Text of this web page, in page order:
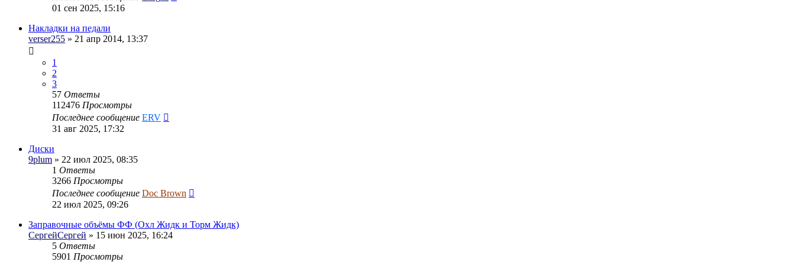
01 сен 2025, 15:16
Накладки на педали
verser255 » 21 апр 2014, 13:37
1
2
3
57 Ответы
112476 Просмотры
Последнее сообщение ERV
31 авг 2025, 17:32
Диски
9plum » 22 июл 2025, 08:35
1 Ответы
3266 Просмотры
Последнее сообщение Doc Brown
22 июл 2025, 09:26
Заправочные объёмы ФФ (Охл Жидк и Торм Жидк)
СергейСергей » 15 июн 2025, 16:24
5 Ответы
5901 Просмотры